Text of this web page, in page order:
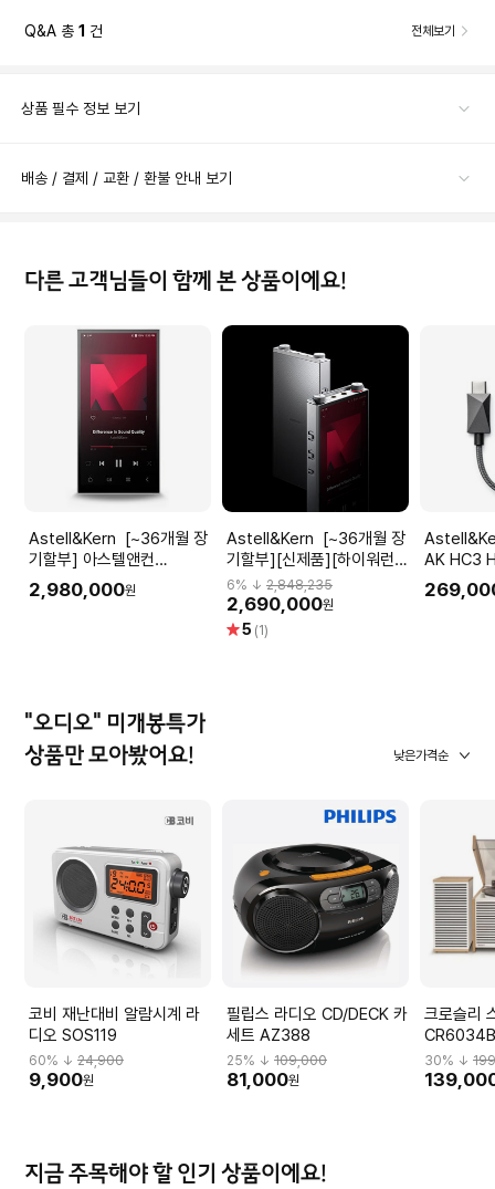
Q&A 총 1 건 전체보기
상품 필수 정보 보기
배송 / 결제 / 교환 / 환불 안내 보기
다른 고객님들이 함께 본 상품이에요!
Astell&Kern [~36개월 장
기할부] 아스텔앤컨
Astell&Kern PD10
AK4498EX Quad-DAC
2,980,000원
Astell&Kern [~36개월 장
기할부][신제품][하이워런
티/~36개월 장기할부] 아스
텔앤컨 Astell&Kern PD20
ESS ES9027PRO x4
Quad-DAC DAP
6% ↓2,848,235
2,690,000원
별5 (1)
Astell&Kern 아
AK HC3
DAC
[3.5mm
"오디오" 미개봉특가
상품만 모아봤어요!
낮은가격순
코비 재난대비 알람시계 라
디오 SOS119
60% ↓ 24,900
9,900원
필립스 라디오 CD/DECK 카
세트 AZ388
25% ↓109,000
81,000원
크로슬리
30% ↓
지금 주목해야 할 인기 상품이에요!